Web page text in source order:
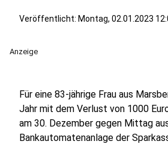
Veröffentlicht: Montag, 02.01.2023
Anzeige
Für eine 83-jährige Frau aus
Jahr mit dem Verlust von 1000
am 30. Dezember gegen Mittag
Bankautomatenanlage der